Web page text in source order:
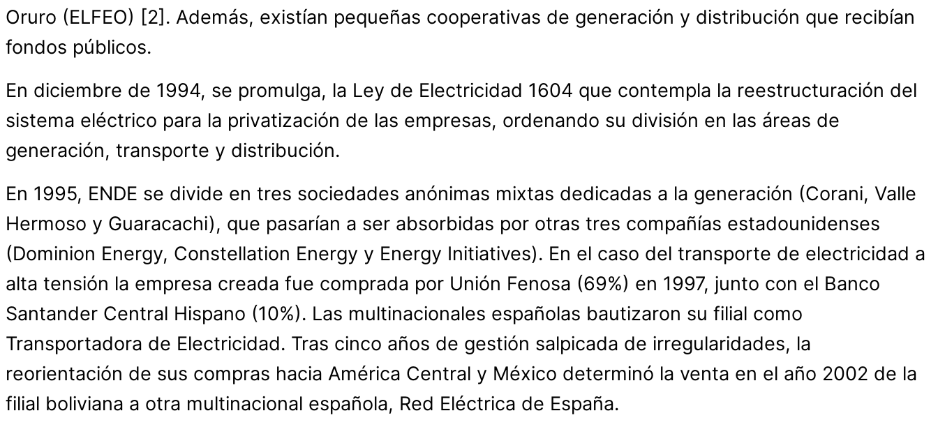
Oruro (ELFEO) [2]. Además, existían pequeñas cooperativas de generación y distribución que recibían
fondos públicos.
En diciembre de 1994, se promulga, la Ley de Electricidad 1604 que contempla la reestructuración del
sistema eléctrico para la privatización de las empresas, ordenando su división en las áreas de
generación, transporte y distribución.
En 1995, ENDE se divide en tres sociedades anónimas mixtas dedicadas a la generación (Corani, Valle
Hermoso y Guaracachi), que pasarían a ser absorbidas por otras tres compañías estadounidenses
(Dominion Energy, Constellation Energy y Energy Initiatives). En el caso del transporte de electricidad a
alta tensión la empresa creada fue comprada por Unión Fenosa (69%) en 1997, junto con el Banco
Santander Central Hispano (10%). Las multinacionales españolas bautizaron su filial como
Transportadora de Electricidad. Tras cinco años de gestión salpicada de irregularidades, la
reorientación de sus compras hacia América Central y México determinó la venta en el año 2002 de la
filial boliviana a otra multinacional española, Red Eléctrica de España.